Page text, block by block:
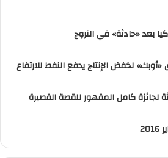
بعد «حادثة» في النروج
لخفض الإنتاج يدفع النفط للارتفاع
لجائزة كامل المقهور للقصة القصيرة